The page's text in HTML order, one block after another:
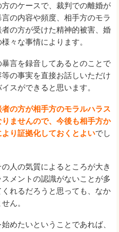
のケースで、裁判での離婚が
の内容や頻度、相手方のモラ
の方が受けた精神的被害、婚
々な事情によります。
言を録音してあるとのことで
の事実を直接お話しいただけ
スができると思います。
の方が相手方のモラルハラス
ませんので、今後も相手方か
り証拠化しておくとよいでし
人の気質によるところが大き
メントの認識がないことが多
れるだろうと思っても、なか
ん。
めたいということであれば、